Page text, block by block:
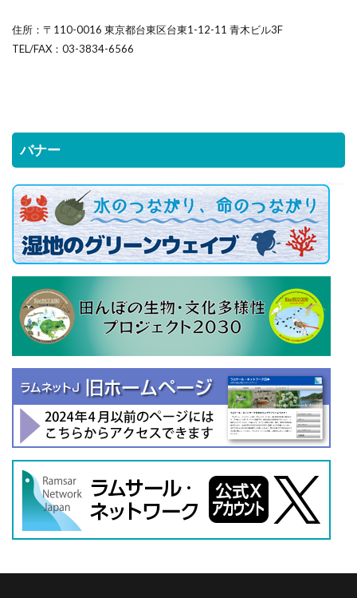
住所：〒110-0016 東京都台東区台東1-12-11 青木ビル3F
TEL/FAX：03-3834-6566
バナー